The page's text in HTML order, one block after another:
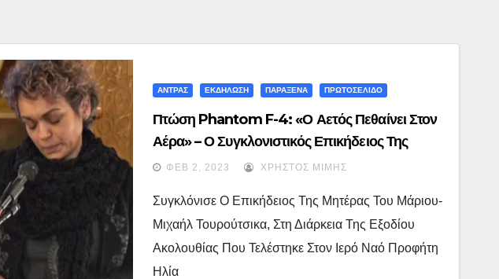
ΆΝΤΡΑΣ ΕΚΔΗΛΩΣΗ ΠΑΡΑΞΕΝΑ ΠΡΩΤΟΣΕΛΙΔΟ
Πτώση Phantom F-4: «Ο Αετός Πεθαίνει Στον
Αέρα» – Ο Συγκλονιστικός Επικήδειος Της
Μητέρας Του Τουρούτσικα
ΦΕΒ 2, 2023 ΧΡΉΣΤΟΣ ΜΊΜΗΣ
Συγκλόνισε Ο Επικήδειος Της Μητέρας Του Μάριου-
Μιχαήλ Τουρούτσικα, Στη Διάρκεια Της Εξοδίου
Ακολουθίας Που Τελέστηκε Στον Ιερό Ναό Προφήτη
Ηλία